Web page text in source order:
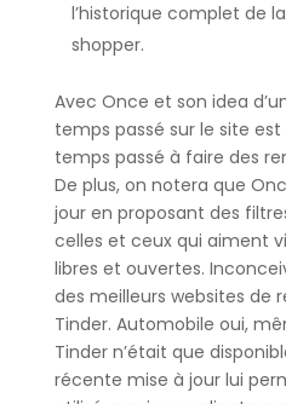
l’historique complet de
shopper.
Avec Once et son idea
temps passé sur le site
temps passé à faire des
De plus, on notera que
jour en proposant des
celles et ceux qui aiment
libres et ouvertes.
des meilleurs websites de
Tinder. Automobile oui,
Tinder n’était que
récente mise à jour lui